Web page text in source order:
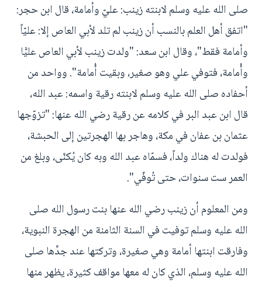
صلى الله عليه وسلم لابنته زينب: عليّ وأمامة، قال ابن حجر:
"اتفق أهل العلم بالنسب أن زينب لم تلد لأبي العاص إلا: عليّاً
وأمامة فقط"، وقال ابن سعد: "ولدت زينب لأبي العاص عليًّا
وأُمامة، فتوفي علي وهو صغير، وبقيت أُمامة". وواحد من
أحفاده صلى الله عليه وسلم لابنته رقية واسمه: عبد الله،
قال ابن عبد البر في كلامه عن رقية رضي الله عنها: "تزوّجها
عثمان بن عفان في مكة، وهاجر بها الهجرتين إلى الحبشة،
فولدت له هناك ولداً، فسمّاه عبد الله وبه كان يُكنّى، وبلغ من
العمر ست سنوات، حتى تُوفّي".
ومن المعلوم أن زينب رضي الله عنها بنت رسول الله صلى
الله عليه وسلم توفيت في السنة الثامنة من الهجرة النبوية،
وفارقت ابنتها أمامة وهي صغيرة، وتركتها عند جدِّها صلى
الله عليه وسلم، الذي كان له معها مواقف كثيرة، يظهر منها